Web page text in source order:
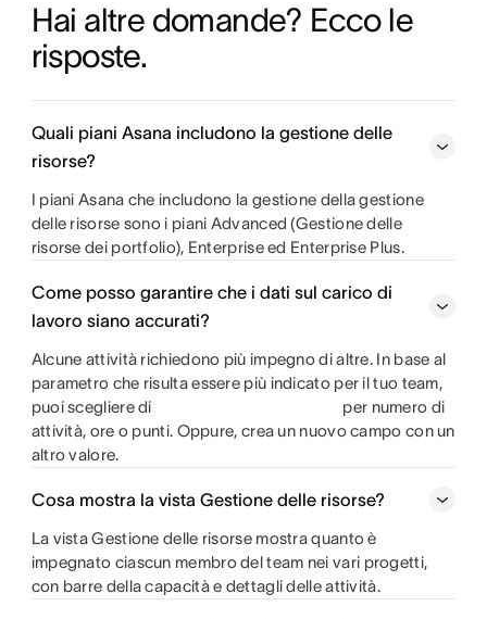
Hai altre domande? Ecco le
risposte.
Quali piani Asana includono la gestione delle
risorse?
I piani Asana che includono la gestione della gestione
delle risorse sono i piani Advanced (Gestione delle
risorse dei portfolio), Enterprise ed Enterprise Plus.
Come posso garantire che i dati sul carico di
lavoro siano accurati?
Alcune attività richiedono più impegno di altre. In base al
parametro che risulta essere più indicato per il tuo team,
puoi scegliere di
per numero di
attività, ore o punti. Oppure, crea un nuovo campo con un
altro valore.
Cosa mostra la vista Gestione delle risorse?
La vista Gestione delle risorse mostra quanto è
impegnato ciascun membro del team nei vari progetti,
con barre della capacità e dettagli delle attività.